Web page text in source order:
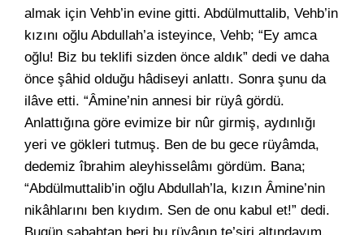
almak için Vehb’in evine gitti. Abdülmuttalib, Vehb’in
kızını oğlu Abdullah’a isteyince, Vehb; “Ey amca
oğlu! Biz bu teklifi sizden önce aldık” dedi ve daha
önce şâhid olduğu hâdiseyi anlattı. Sonra şunu da
ilâve etti. “Âmine’nin annesi bir rüyâ gördü.
Anlattığına göre evimize bir nûr girmiş, aydınlığı
yeri ve gökleri tutmuş. Ben de bu gece rüyâmda,
dedemiz îbrahim aleyhisselâmı gördüm. Bana;
“Abdülmuttalib’in oğlu Abdullah’la, kızın Âmine’nin
nikâhlarını ben kıydım. Sen de onu kabul et!” dedi.